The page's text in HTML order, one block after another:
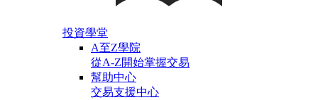
投資學堂
A至Z學院
從A-Z開始掌握交易
幫助中心
交易支援中心